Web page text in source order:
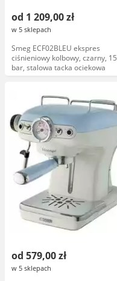
od 1 209,00 zł
w 5 sklepach
Smeg ECF02BLEU ekspres
ciśnieniowy kolbowy, czarny, 15
bar, stalowa tacka ociekowa
od 579,00 zł
w 5 sklepach